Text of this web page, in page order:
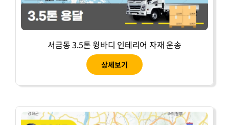
서금동 3.5톤 윙바디 인테리어 자재 운송
상세보기